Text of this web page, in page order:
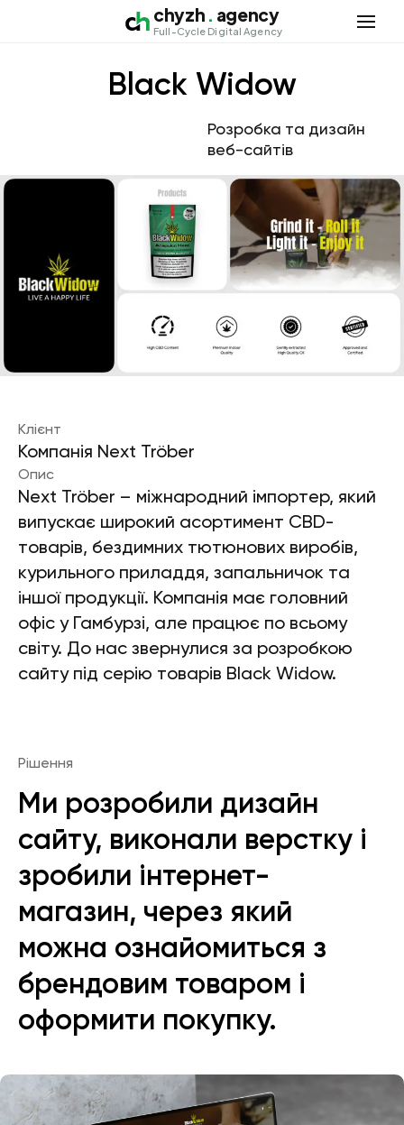
chyzh . agency
Full-Cycle Digital Agency
Black Widow
Розробка та дизайн
веб-сайтів
Клієнт
Компанія Next Tröber
Опис
Next Tröber – міжнародний імпортер, який
випускає широкий асортимент CBD-
товарів, бездимних тютюнових виробів,
курильного приладдя, запальничок та
іншої продукції. Компанія має головний
офіс у Гамбурзі, але працює по всьому
світу. До нас звернулися за розробкою
сайту під серію товарів Black Widow.
Рішення
Ми розробили дизайн
сайту, виконали верстку і
зробили інтернет-
магазин, через який
можна ознайомиться з
брендовим товаром і
оформити покупку.